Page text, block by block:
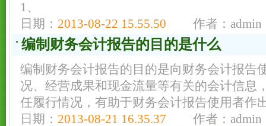
1、
日期： 2013-08-22 15.55.50 作者：admin
编制财务会计报告的目的是什么
编制财务会计报告的目的是向财务会计报告
况、经营成果和现金流量等有关的会计信息
任履行情况，有助于财务会计报告使用者作
日期： 2013-08-21 16.35.37 作者：admin